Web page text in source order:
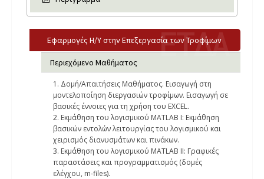
Εφαρμογές Η/Υ στην Επεξεργασία των Τροφίμων
Περιεχόμενο Μαθήματος
1. Δομή/Απαιτήσεις Μαθήματος. Εισαγωγή στη
μοντελοποίηση διεργασιών τροφίμων. Εισαγωγή σε
βασικές έννοιες για τη χρήση του EXCEL.
2. Εκμάθηση του λογισμικού MATLAB I: Εκμάθηση
βασικών εντολών λειτουργίας του λογισμικού και
χειρισμός διανυσμάτων και πινάκων.
3. Εκμάθηση του λογισμικού MATLAB IΙ: Γραφικές
παραστάσεις και προγραμματισμός (δομές
ελέγχου, m-files).